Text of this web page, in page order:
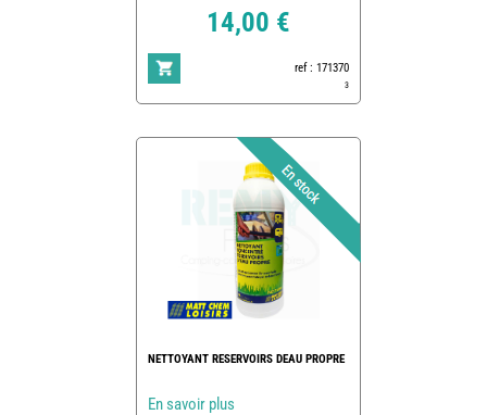
14,00 €
ref : 171370
3
NETTOYANT RESERVOIRS DEAU PROPRE
En savoir plus